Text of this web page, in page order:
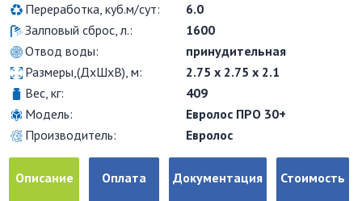
Переработка, куб.м/сут:
6.0
Залповый сброс, л.:
1600
Отвод воды:
принудительная
Размеры,(ДхШхВ), м:
2.75 x 2.75 x 2.1
Вес, кг:
409
Модель:
Евролос ПРО 30+
Производитель:
Евролос
Описание Оплата Документация
Стоимость